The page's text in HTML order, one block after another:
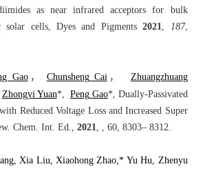
as near infrared acceptors for bulk
solar cells, Dyes and Pigments2021, 187,
Gao， Chunsheng Cai， Zhuangzhuang
Zhongyi Yuan*, Peng Gao*, Dually-Passivated
Reduced Voltage Loss and Increased Super
Chem. Int. Ed.,2021, , 60, 8303– 8312.
Xia Liu, Xiaohong Zhao,* Yu Hu, Zhenyu